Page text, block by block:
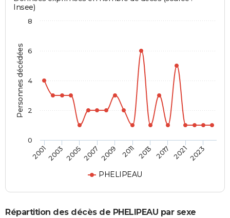
Personnes décédées
Insee)
PHELIPEAU
20012003200520072009 2011 2013 2017 20212023
0
2
4
6
8
Répartition des décès de PHELIPEAU par sexe